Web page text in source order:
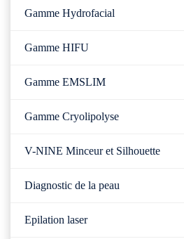
Gamme Hydrofacial
Gamme HIFU
Gamme EMSLIM
Gamme Cryolipolyse
V-NINE Minceur et Silhouette
Diagnostic de la peau
Epilation laser